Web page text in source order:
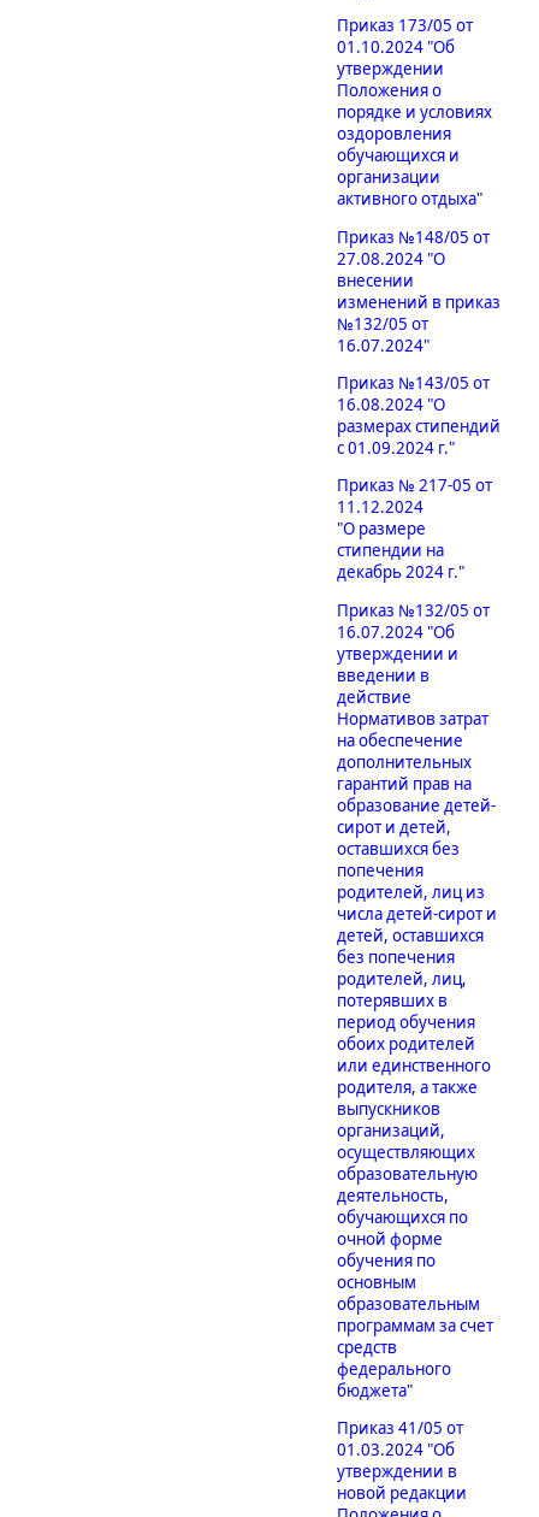
Приказ 173/05 от
01.10.2024 "Об
утверждении
Положения о
порядке и условиях
оздоровления
обучающихся и
организации
активного отдыха"
Приказ №148/05 от
27.08.2024 "О
внесении
изменений в приказ
№132/05 от
16.07.2024"
Приказ №143/05 от
16.08.2024 "О
размерах стипендий
с 01.09.2024 г."
Приказ № 217-05 от
11.12.2024
"О размере
стипендии на
декабрь 2024 г."
Приказ №132/05 от
16.07.2024 "Об
утверждении и
введении в
действие
Нормативов затрат
на обеспечение
дополнительных
гарантий прав на
образование детей-
сирот и детей,
оставшихся без
попечения
родителей, лиц из
числа детей-сирот и
детей, оставшихся
без попечения
родителей, лиц,
потерявших в
период обучения
обоих родителей
или единственного
родителя, а также
выпускников
организаций,
осуществляющих
образовательную
деятельность,
обучающихся по
очной форме
обучения по
основным
образовательным
программам за счет
средств
федерального
бюджета"
Приказ 41/05 от
01.03.2024 "Об
утверждении в
новой редакции